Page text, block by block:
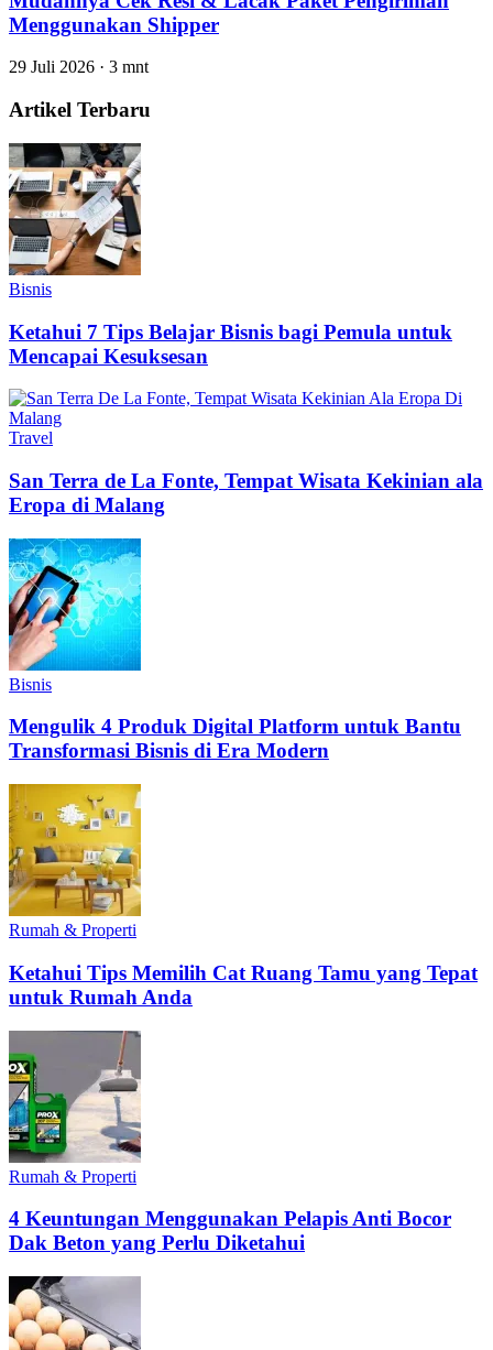
Menggunakan Shipper
29 Juli 2026 · 3 mnt
Artikel Terbaru
Bisnis
Ketahui 7 Tips Belajar Bisnis bagi Pemula untuk
Mencapai Kesuksesan
Travel
San Terra de La Fonte, Tempat Wisata Kekinian ala
Eropa di Malang
Bisnis
Mengulik 4 Produk Digital Platform untuk Bantu
Transformasi Bisnis di Era Modern
Rumah & Properti
Ketahui Tips Memilih Cat Ruang Tamu yang Tepat
untuk Rumah Anda
Rumah & Properti
4 Keuntungan Menggunakan Pelapis Anti Bocor
Dak Beton yang Perlu Diketahui